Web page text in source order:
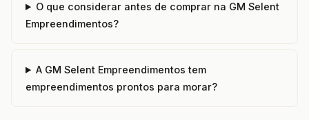
O que considerar antes de comprar na GM Selent
Empreendimentos?
A GM Selent Empreendimentos tem
empreendimentos prontos para morar?